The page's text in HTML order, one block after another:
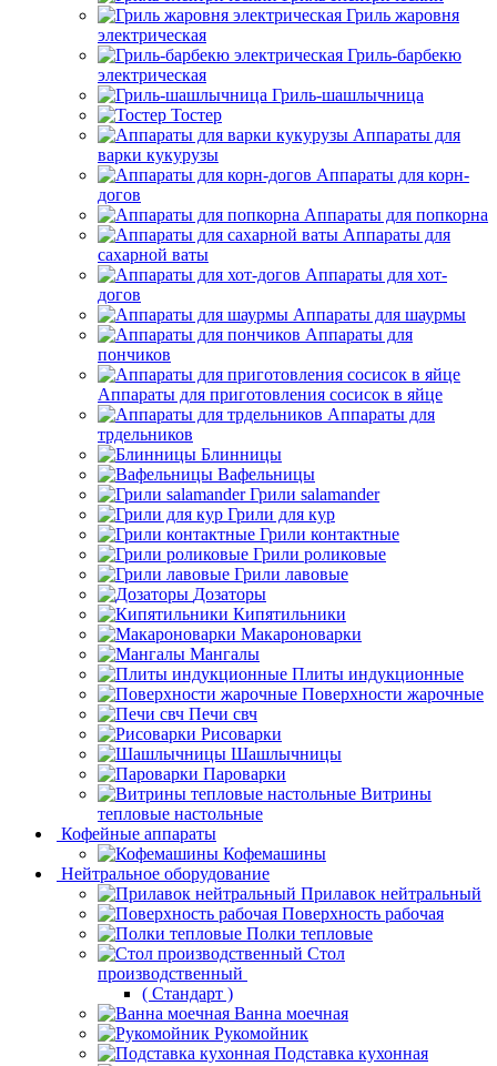
Гриль жаровня
электрическая
Гриль-барбекю
электрическая
Гриль-шашлычница
Тостер
Аппараты для
варки кукурузы
Аппараты для корн-
догов
Аппараты для попкорна
Аппараты для
сахарной ваты
Аппараты для хот-
догов
Аппараты для шаурмы
Аппараты для
пончиков
Аппараты для приготовления сосисок в яйце
Аппараты для
трдельников
Блинницы
Вафельницы
Грили salamander
Грили для кур
Грили контактные
Грили роликовые
Грили лавовые
Дозаторы
Кипятильники
Макароноварки
Мангалы
Плиты индукционные
Поверхности жарочные
Печи свч
Рисоварки
Шашлычницы
Пароварки
Витрины
тепловые настольные
Кофейные аппараты
Кофемашины
Нейтральное оборудование
Прилавок нейтральный
Поверхность рабочая
Полки тепловые
Стол
производственный
( Стандарт )
Ванна моечная
Рукомойник
Подставка кухонная